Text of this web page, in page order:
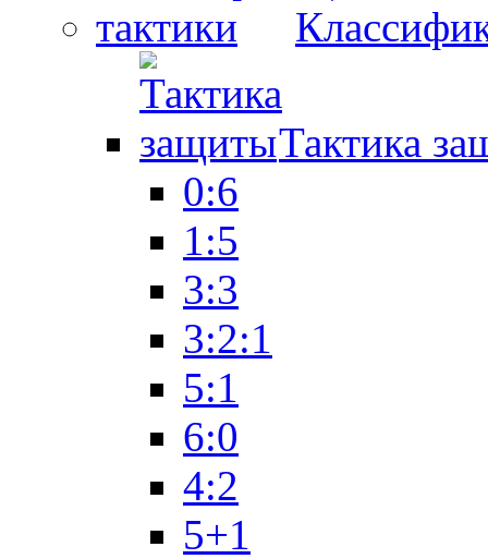
Тактика
0:6
1:5
3:3
3:2:1
5:1
6:0
4:2
5+1